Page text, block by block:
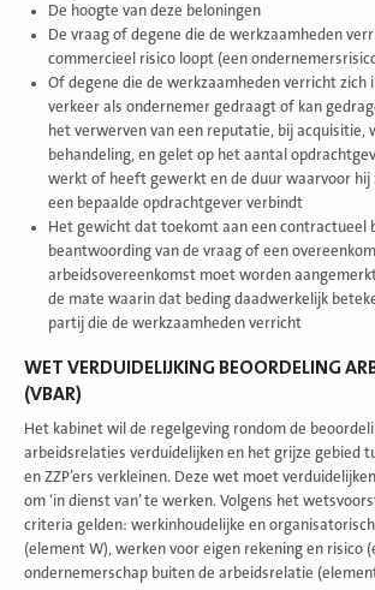
De hoogte van deze beloningen
De vraag of degene die de werkzaamheden
commercieel risico loopt (een
Of degene die de werkzaamheden verricht zich
verkeer als ondernemer gedraagt of kan
het verwerven van een reputatie, bij
behandeling, en gelet op het aantal
werkt of heeft gewerkt en de duur waarvoor hij
een bepaalde opdrachtgever verbindt
Het gewicht dat toekomt aan een contractueel
beantwoording van de vraag of een
arbeidsovereenkomst moet worden
de mate waarin dat beding daadwerkelijk
partij die de werkzaamheden verricht
WET VERDUIDELIJKING BEOORDELING
(VBAR)
Het kabinet wil de regelgeving rondom de
arbeidsrelaties verduidelijken en het grijze gebied
en ZZP’ers verkleinen. Deze wet moet
om ‘in dienst van’ te werken. Volgens het
criteria gelden: werkinhoudelijke en
(element W), werken voor eigen rekening en risico
ondernemerschap buiten de arbeidsrelatie